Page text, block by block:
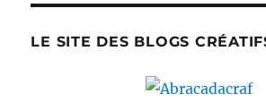
LE SITE DES BLOGS